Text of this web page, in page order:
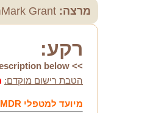
מרצה:
רקע:
>> English description below <<
הטבת רישום מוקדם:
מיועד למטפלי EMDR שעברו לפחות שלב I